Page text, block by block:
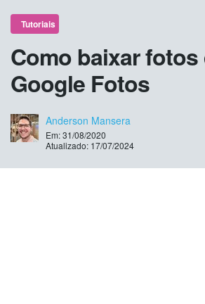
Tutoriais
Como baixar fotos
Google Fotos
Anderson Mansera
Em: 31/08/2020
Atualizado: 17/07/2024